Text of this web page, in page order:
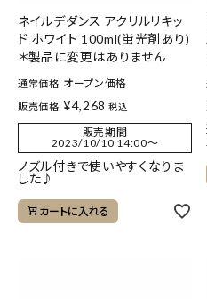
ネイルデダンス アクリルリキッ
ド ホワイト 100ml(蛍光剤あり)
＊製品に変更はありません
通常価格 オープン価格
販売価格 ¥4,268 税込
販売期間
2023/10/10 14:00〜
ノズル付きで使いやすくなりま
した♪
カートに入れる